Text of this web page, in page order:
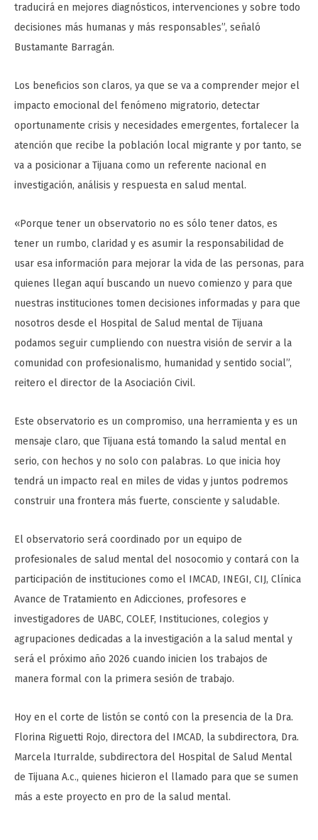
traducirá en mejores diagnósticos, intervenciones y sobre todo
decisiones más humanas y más responsables”, señaló
Bustamante Barragán.
Los beneficios son claros, ya que se va a comprender mejor el
impacto emocional del fenómeno migratorio, detectar
oportunamente crisis y necesidades emergentes, fortalecer la
atención que recibe la población local migrante y por tanto, se
va a posicionar a Tijuana como un referente nacional en
investigación, análisis y respuesta en salud mental.
«Porque tener un observatorio no es sólo tener datos, es
tener un rumbo, claridad y es asumir la responsabilidad de
usar esa información para mejorar la vida de las personas, para
quienes llegan aquí buscando un nuevo comienzo y para que
nuestras instituciones tomen decisiones informadas y para que
nosotros desde el Hospital de Salud mental de Tijuana
podamos seguir cumpliendo con nuestra visión de servir a la
comunidad con profesionalismo, humanidad y sentido social”,
reitero el director de la Asociación Civil.
Este observatorio es un compromiso, una herramienta y es un
mensaje claro, que Tijuana está tomando la salud mental en
serio, con hechos y no solo con palabras. Lo que inicia hoy
tendrá un impacto real en miles de vidas y juntos podremos
construir una frontera más fuerte, consciente y saludable.
El observatorio será coordinado por un equipo de
profesionales de salud mental del nosocomio y contará con la
participación de instituciones como el IMCAD, INEGI, CIJ, Clínica
Avance de Tratamiento en Adicciones, profesores e
investigadores de UABC, COLEF, Instituciones, colegios y
agrupaciones dedicadas a la investigación a la salud mental y
será el próximo año 2026 cuando inicien los trabajos de
manera formal con la primera sesión de trabajo.
Hoy en el corte de listón se contó con la presencia de la Dra.
Florina Riguetti Rojo, directora del IMCAD, la subdirectora, Dra.
Marcela Iturralde, subdirectora del Hospital de Salud Mental
de Tijuana A.c., quienes hicieron el llamado para que se sumen
más a este proyecto en pro de la salud mental.